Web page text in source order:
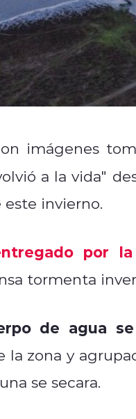
imágenes
a la vida"
invierno.
por la
tormenta
de agua
zona y
se secara.